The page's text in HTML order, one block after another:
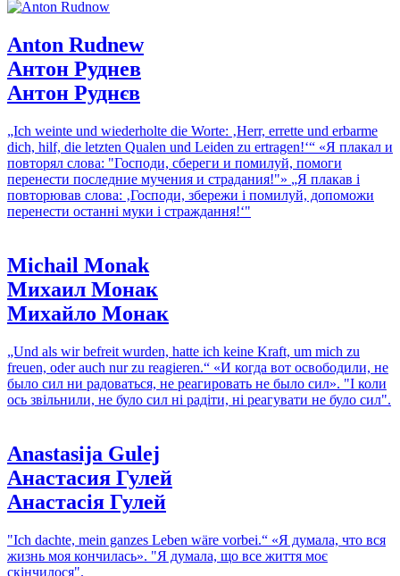
Anton Rudnew
Антон Руднев
Антон Руднєв
„Ich weinte und wiederholte die Worte: ‚Herr, errette und erbarme
dich, hilf, die letzten Qualen und Leiden zu ertragen!‘“ «Я плакал и
повторял слова: "Господи, сбереги и помилуй, помоги
перенести последние мучения и страдания!"» „Я плакав і
повторював слова: ‚Господи, збережи і помилуй, допоможи
перенести останні муки і страждання!‘"
Michail Monak
Михаил Монак
Михайло Монак
„Und als wir befreit wurden, hatte ich keine Kraft, um mich zu
freuen, oder auch nur zu reagieren.“ «И когда вот освободили, не
было сил ни радоваться, не реагировать не было сил». "І коли
ось звільнили, не було сил ні радіти, ні реагувати не було сил".
Anastasija Gulej
Анастасия Гулей
Анастасія Гулей
"Ich dachte, mein ganzes Leben wäre vorbei.“ «Я думала, что вся
жизнь моя кончилась». "Я думала, що все життя моє
скінчилося".